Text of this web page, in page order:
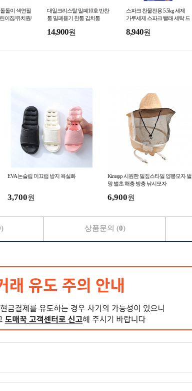
돌이 색연필
이집/유치원/
대일크리스탈 밀폐10호 반찬
통 밀폐용기 찬통 김치통
14,900원
스파크 찬물전용 5.5kg 세제
가루세제 스파크 빨래 세탁 드
제 찬물세제-TJ
8,940원
EVA 논슬립 미끄럼 방지 욕실화
3,700원
Kimspp 시원한 밀짚스타일 양봉모자 벌
망 벌초 해충 방충 낚시모자
6,900원
) 상품문의 (0)